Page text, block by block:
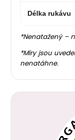
Délka rukávu
*Nenatažený –
*Míry jsou
nenatáhne.